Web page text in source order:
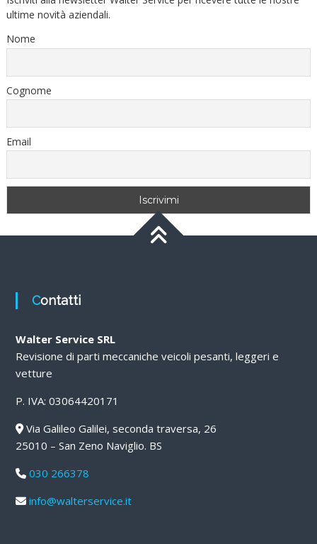
ultime novità aziendali.
Nome
Cognome
Email
Contatti
Walter Service SRL
Revisione di parti meccaniche veicoli pesanti, leggeri e
vetture
P. IVA: 03064420171
Via Galileo Galilei, seconda traversa, 26
25010 – San Zeno Naviglio. BS
030 266378
info@walterservice.it